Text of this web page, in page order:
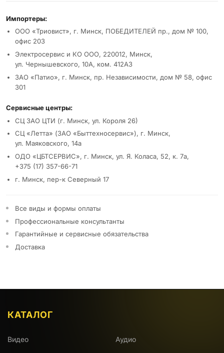
Реквизиты и условия
Импортеры:
ООО «Триовист», г. Минск, ПОБЕДИТЕЛЕЙ пр., дом № 100,
офис 203
Электросервис и КО ООО, 220012, Минск,
ул. Чернышевского, 10А, ком. 412А3
ЗАО «Патио», г. Минск, пр. Независимости, дом № 58, офис
301
Сервисные центры:
СЦ ЗАО ЦТИ (г. Минск, ул. Короля 26)
СЦ «Летта» (ЗАО «Быттехносервис»), г. Минск,
ул. Маяковского, 14а
ОДО «ЦБТСЕРВИС», г. Минск, ул. Я. Коласа, 52, к. 7а,
+375 (17) 357-66-71
г. Минск, пер-к Северный 17
Все виды и формы оплаты
Профессиональные консультанты
Гарантийные и сервисные обязательства
Доставка
КАТАЛОГ
Видео Аудио